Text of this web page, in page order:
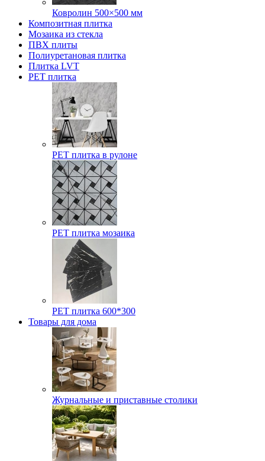
Ковролин 500×500 мм
Композитная плитка
Мозаика из стекла
ПВХ плиты
Полиуретановая плитка
Плитка LVT
РЕТ плитка
РЕТ плитка в рулоне
РЕТ плитка мозаика
РЕТ плитка 600*300
Товары для дома
Журнальные и приставные столики